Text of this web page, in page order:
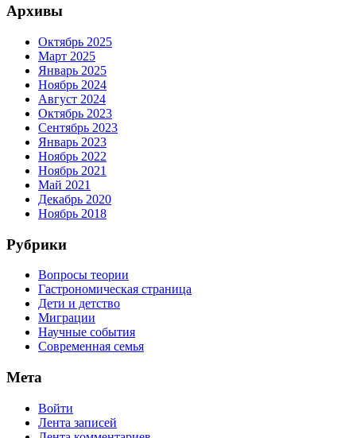
Архивы
Октябрь 2025
Март 2025
Январь 2025
Ноябрь 2024
Август 2024
Октябрь 2023
Сентябрь 2023
Январь 2023
Ноябрь 2022
Ноябрь 2021
Май 2021
Декабрь 2020
Ноябрь 2018
Рубрики
Вопросы теории
Гастрономическая страница
Дети и детство
Миграции
Научные события
Современная семья
Мета
Войти
Лента записей